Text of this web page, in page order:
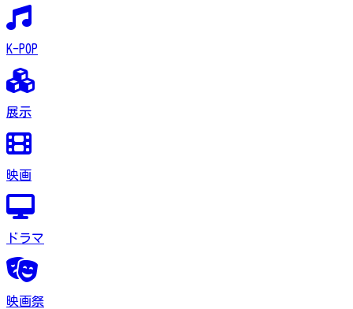
K-POP
展示
映画
ドラマ
映画祭